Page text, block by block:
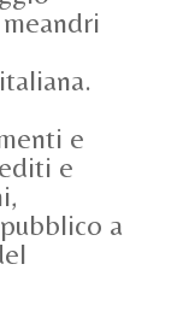
e
e
a